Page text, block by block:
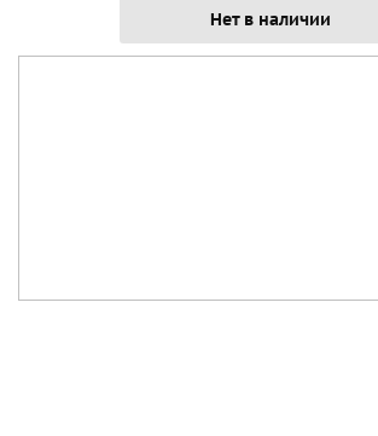
Нет в наличии